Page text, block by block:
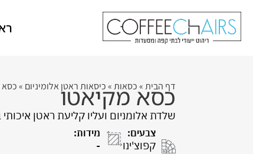
דף הבית»כסאות»כיסאות ראטן אלומיניום »כסא כסא מקיאטו
שלדת אלומניום ועליו קליעת ראטן
צבעים:
קפוצ'ינו
מידות:
-